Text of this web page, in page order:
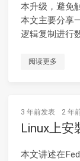
本升级，避免
本文主要分享
逻辑复制进行
阅读更多
3 年前发表 2 年
Linux上安
本文讲述在